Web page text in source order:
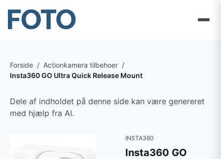
Forside / Actionkamera tilbehoer /
Insta360 GO Ultra Quick Release Mount
Dele af indholdet på denne side kan være genereret
med hjælp fra AI.
INSTA360
Insta360 GO